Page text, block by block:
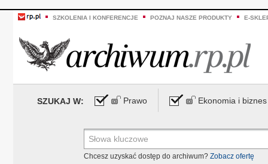
SZKOLENIA I KONFERENCJE POZNAJ NASZE PRODUKTY E-
SZUKAJ W: Prawo Ekonomia i biznes
Chcesz uzyskać dostęp do archiwum? Zobacz ofertę